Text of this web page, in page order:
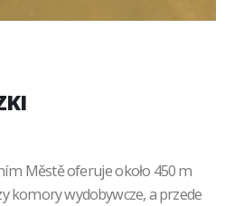
Městě oferuje około 450 m
komory wydobywcze, a przede